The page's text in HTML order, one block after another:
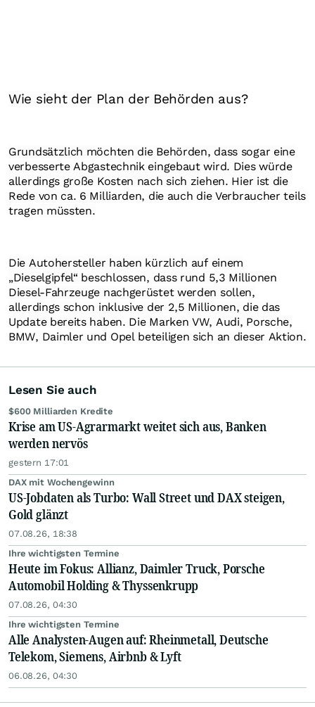
Wie sieht der Plan der Behörden aus?
Grundsätzlich möchten die Behörden, dass sogar eine
verbesserte Abgastechnik eingebaut wird. Dies würde
allerdings große Kosten nach sich ziehen. Hier ist die
Rede von ca. 6 Milliarden, die auch die Verbraucher teils
tragen müssten.
Die Autohersteller haben kürzlich auf einem
„Dieselgipfel“ beschlossen, dass rund 5,3 Millionen
Diesel-Fahrzeuge nachgerüstet werden sollen,
allerdings schon inklusive der 2,5 Millionen, die das
Update bereits haben. Die Marken VW, Audi, Porsche,
BMW, Daimler und Opel beteiligen sich an dieser Aktion.
Lesen Sie auch
$600 Milliarden Kredite
Krise am US-Agrarmarkt weitet sich aus, Banken
werden nervös
gestern 17:01
DAX mit Wochengewinn
US-Jobdaten als Turbo: Wall Street und DAX steigen,
Gold glänzt
07.08.26, 18:38
Ihre wichtigsten Termine
Heute im Fokus: Allianz, Daimler Truck, Porsche
Automobil Holding & Thyssenkrupp
07.08.26, 04:30
Ihre wichtigsten Termine
Alle Analysten-Augen auf: Rheinmetall, Deutsche
Telekom, Siemens, Airbnb & Lyft
06.08.26, 04:30